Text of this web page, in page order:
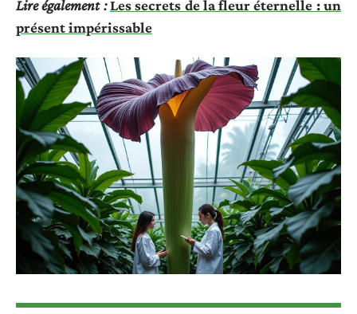
Lire également : Les secrets de la fleur éternelle : un
présent impérissable